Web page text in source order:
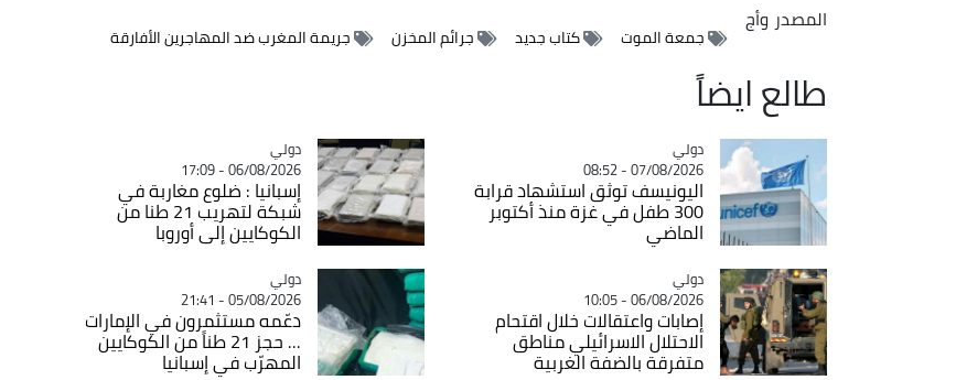
المصدر وأج
جمعة الموت كتاب جديد جرائم المخزن جريمة المغرب ضد المهاجرين الأفارقة
طالع ايضاً
Catégorie
دولي
07/08/2026 - 08:52
اليونيسف توثق استشهاد قرابة
300 طفل في غزة منذ أكتوبر
الماضي
Catégorie
دولي
06/08/2026 - 17:09
إسبانيا : ضلوع مغاربة في
شبكة لتهريب 21 طنا من
الكوكايين إلى أوروبا
Catégorie
دولي
06/08/2026 - 10:05
إصابات واعتقالات خلال اقتحام
الاحتلال الاسرائيلي مناطق
متفرقة بالضفة الغربية
Catégorie
دولي
05/08/2026 - 21:41
دعّمه مستثمرون في الإمارات
... حجز 21 طناً من الكوكايين
المهرّب في إسبانيا